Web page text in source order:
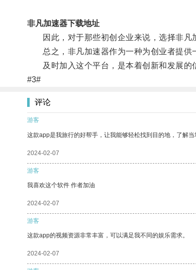
非凡加速器下载地址
因此，对于那些初创企业来说，选择非凡
总之，非凡加速器作为一种为创业者提供一
及时加入这个平台，是本着创新和发展的
#3#
评论
游客
这款app是我旅行的好帮手，让我能够轻松找到目的地，了解当
2024-02-07
游客
我喜欢这个软件 作者加油
2024-02-07
游客
这款app的视频资源非常丰富，可以满足我不同的娱乐需求。
2024-02-07